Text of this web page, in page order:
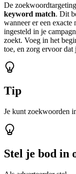
De
keyword match. Dit
wanneer er een exacte
ingesteld in je
zoekt. Voeg in het
toe, en zorg ervoor
Tip
Je kunt zoekwoorden
Stel je bod in